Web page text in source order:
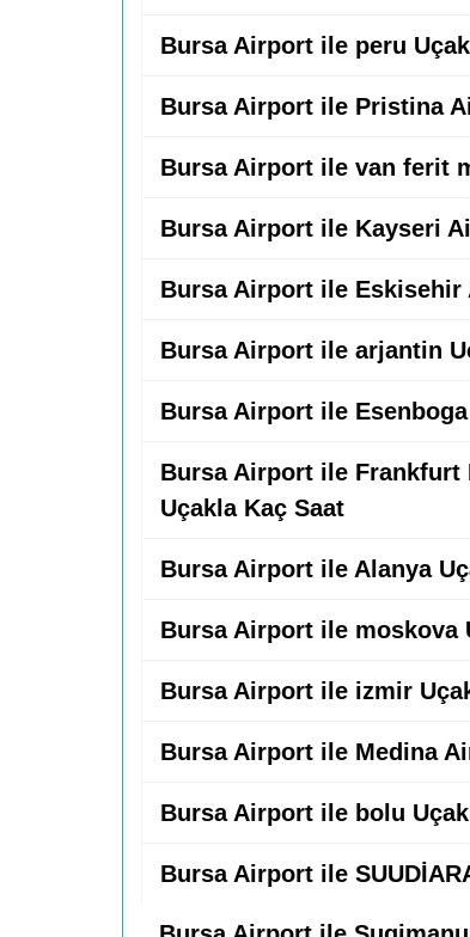
Bursa Airport ile peru
Bursa Airport ile Pristina
Bursa Airport ile van ferit
Bursa Airport ile Kayseri
Bursa Airport ile Eskisehir
Bursa Airport ile arjantin
Bursa Airport ile
Bursa Airport ile
Uçakla Kaç Saat
Bursa Airport ile Alanya
Bursa Airport ile moskova
Bursa Airport ile izmir
Bursa Airport ile Medina
Bursa Airport ile bolu
Bursa Airport ile